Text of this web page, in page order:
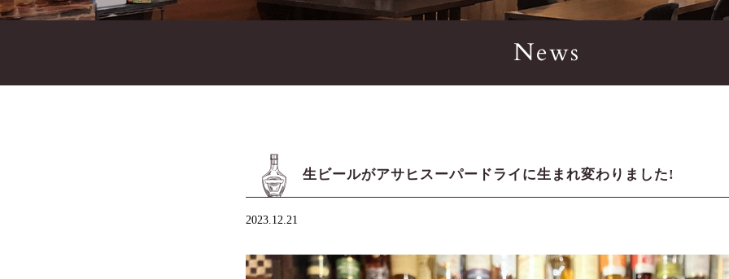
News
生ビールがアサヒスーパードライに生まれ変わりました!
2023.12.21